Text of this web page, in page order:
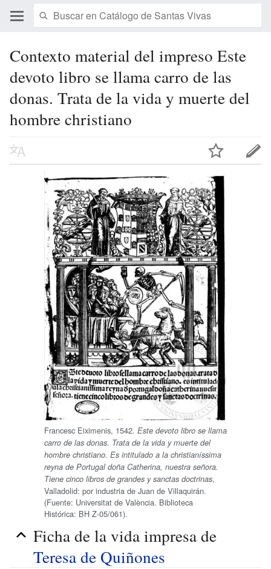
Contexto material del impreso Este
devoto libro se llama carro de las
donas. Trata de la vida y muerte del
hombre christiano
Francesc Eiximenis, 1542. Este devoto libro se llama
carro de las donas. Trata de la vida y muerte del
hombre christiano. Es intitulado a la christianíssima
reyna de Portugal doña Catherina, nuestra señora.
Tiene cinco libros de grandes y sanctas doctrinas,
Valladolid: por industria de Juan de Villaquirán.
(Fuente: Universitat de València. Biblioteca
Histórica: BH Z-05/061).
Ficha de la vida impresa de
Teresa de Quiñones